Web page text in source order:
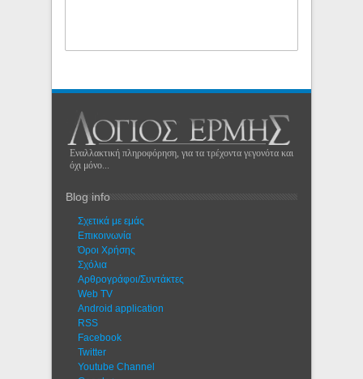
Εναλλακτική πληροφόρηση, για τα τρέχοντα γεγονότα και
όχι μόνο...
Blog info
Σχετικά με εμάς
Eπικοινωνία
Όροι Χρήσης
Σχόλια
Αρθρογράφοι/Συντάκτες
Web TV
Android application
RSS
Facebook
Twitter
Youtube Channel